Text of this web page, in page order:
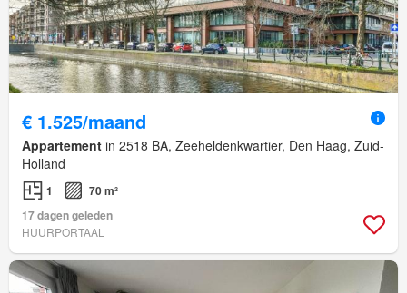
€ 1.525/maand
Appartement in 2518 BA, Zeeheldenkwartier, Den Haag, Zuid-
Holland
1
70 m²
17 dagen geleden
HUURPORTAAL